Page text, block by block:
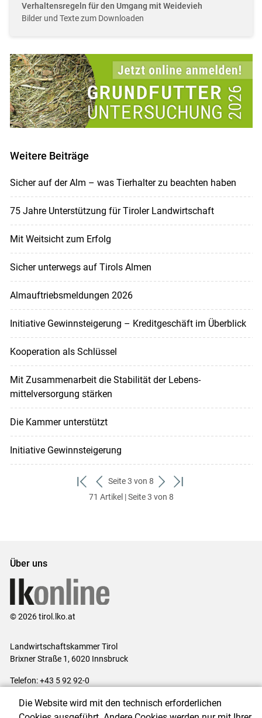
Verhaltensregeln für den Umgang mit Weidevieh
Bilder und Texte zum Downloaden
Weitere Beiträge
Sicher auf der Alm – was Tierhalter zu beachten haben
75 Jahre Unterstützung für Tiroler Landwirtschaft
Mit Weitsicht zum Erfolg
Sicher unterwegs auf Tirols Almen
Almauftriebsmeldungen 2026
Initiative Gewinnsteigerung – Kreditgeschäft im Überblick
Kooperation als Schlüssel
Mit Zusammenarbeit die Stabilität der Lebens-
mittelversorgung stärken
Die Kammer unterstützt
Initiative Gewinnsteigerung
zum
ersten
zurück
zum
Seite 3 von 8
weiter
zum
zum
71 Artikel | Seite 3 von 8
Über uns
© 2026 tirol.lko.at
Landwirtschaftskammer Tirol
Brixner Straße 1, 6020 Innsbruck
Telefon: +43 5 92 92-0
Impressum|Kontakt|Datenschutzerklärung|Barrierefreiheit|
Die Website wird mit den technisch erforderlichen